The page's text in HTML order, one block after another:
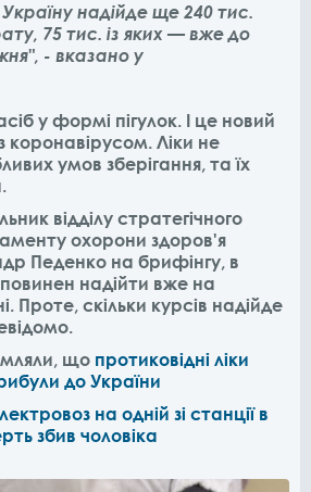
надійде ще 240 тис.
75 тис. із яких — вже до
- вказано у
у формі пігулок. І це новий
коронавірусом. Ліки не
умов зберігання, та їх
відділу стратегічного
охорони здоров'я
Педенко на брифінгу, в
надійти вже на
Проте, скільки курсів надійде
що протиковідні ліки
до України
на одній зі станції в
збив чоловіка